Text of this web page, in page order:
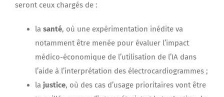
seront ceux chargés de :
la santé, où une expérimentation inédite va
notamment être menée pour évaluer l’impact
médico-économique de l’utilisation de l’IA dans
l’aide à l’interprétation des électrocardiogrammes ;
la justice, où des cas d’usage prioritaires vont être